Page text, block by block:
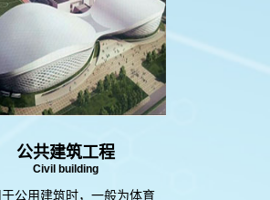
公共建筑工程
Civil building
公用建筑时，一般为体育